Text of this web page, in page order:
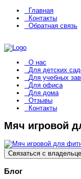
Главная
Контакты
Обратная связь
О нас
Для детских
Для учебных
Для офиса
Для дома
Отзывы
Контакты
Мяч игровой
Связаться с
Блог